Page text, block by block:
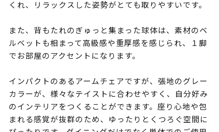
くれ、リラックスした姿勢がとても取りやすいです。
また、背もたれのぎゅっと集まった球体は、素材のベ
ルベットも相まって高級感や重厚感を感じられ、１脚
でお部屋のアクセントになります。
インパクトのあるアームチェアですが、張地のグレー
カラーが、様々なテイストに合わせやすく、自分好み
のインテリアをつくることができます。座り心地や包
まれる感覚が抜群のため、ゆったりとくつろぐ空間に